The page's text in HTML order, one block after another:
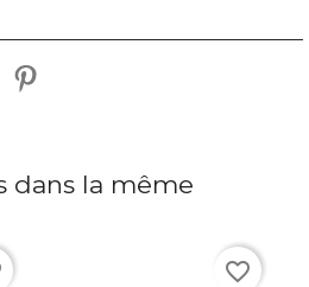
dans la même
favorite_border